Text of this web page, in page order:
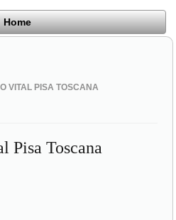
Home
VITAL PISA TOSCANA
Pisa Toscana